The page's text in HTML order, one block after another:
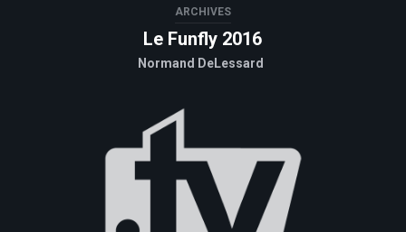
ARCHIVES
Le Funfly 2016
Normand DeLessard